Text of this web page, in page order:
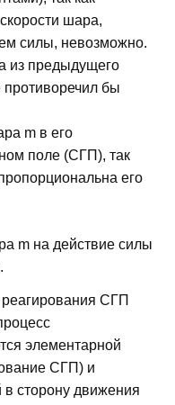
шара,
силы, невозможно.
из предыдущего
бы
m в его
поле (СГП), так
его
m на действие силы
СГП
элементарной
СГП) и
сторону движения